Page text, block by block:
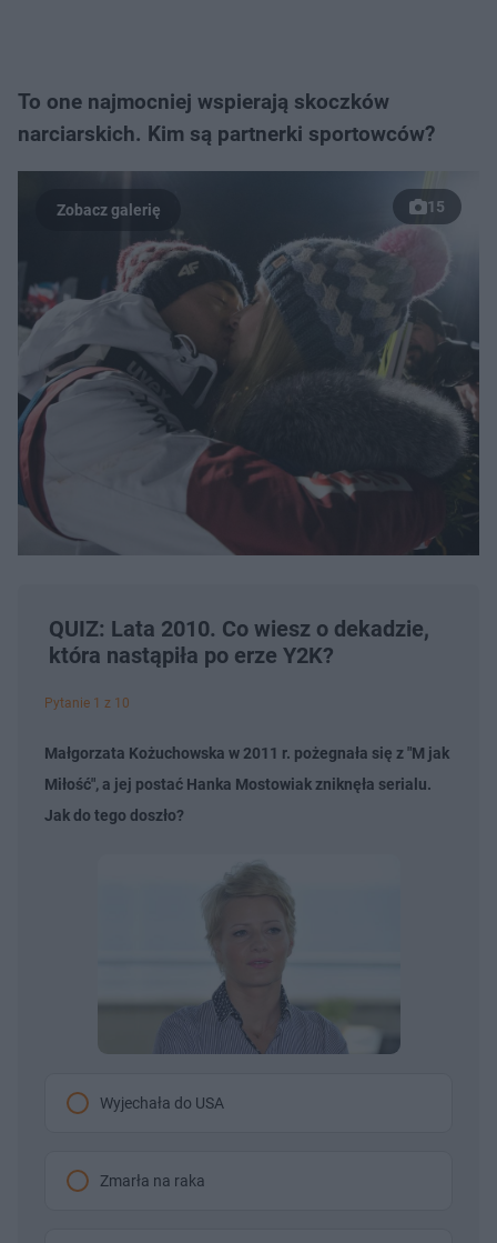
To one najmocniej wspierają skoczków
narciarskich. Kim są partnerki sportowców?
15
QUIZ: Lata 2010. Co wiesz o dekadzie,
która nastąpiła po erze Y2K?
Pytanie 1 z 10
Małgorzata Kożuchowska w 2011 r. pożegnała się z "M jak
Miłość", a jej postać Hanka Mostowiak zniknęła serialu.
Jak do tego doszło?
Wyjechała do USA
Zmarła na raka